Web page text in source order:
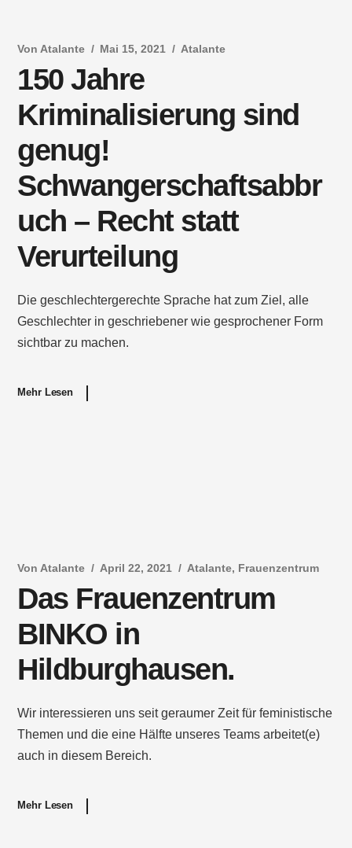
Von Atalante Mai 15, 2021 Atalante
150 Jahre
Kriminalisierung sind
genug!
Schwangerschaftsabbr
uch – Recht statt
Verurteilung
Die geschlechtergerechte Sprache hat zum Ziel, alle
Geschlechter in geschriebener wie gesprochener Form
sichtbar zu machen.
Mehr Lesen
Von Atalante April 22, 2021 Atalante, Frauenzentrum
Das Frauenzentrum
BINKO in
Hildburghausen.
Wir interessieren uns seit geraumer Zeit für feministische
Themen und die eine Hälfte unseres Teams arbeitet(e)
auch in diesem Bereich.
Mehr Lesen